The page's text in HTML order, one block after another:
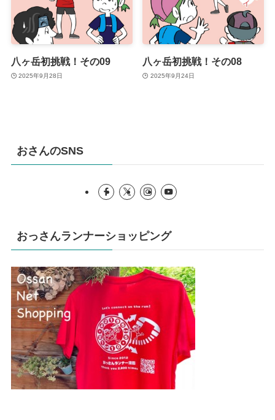
八ヶ岳初挑戦！その09
2025年9月28日
八ヶ岳初挑戦！その08
2025年9月24日
おさんのSNS
おっさんランナーショッピング